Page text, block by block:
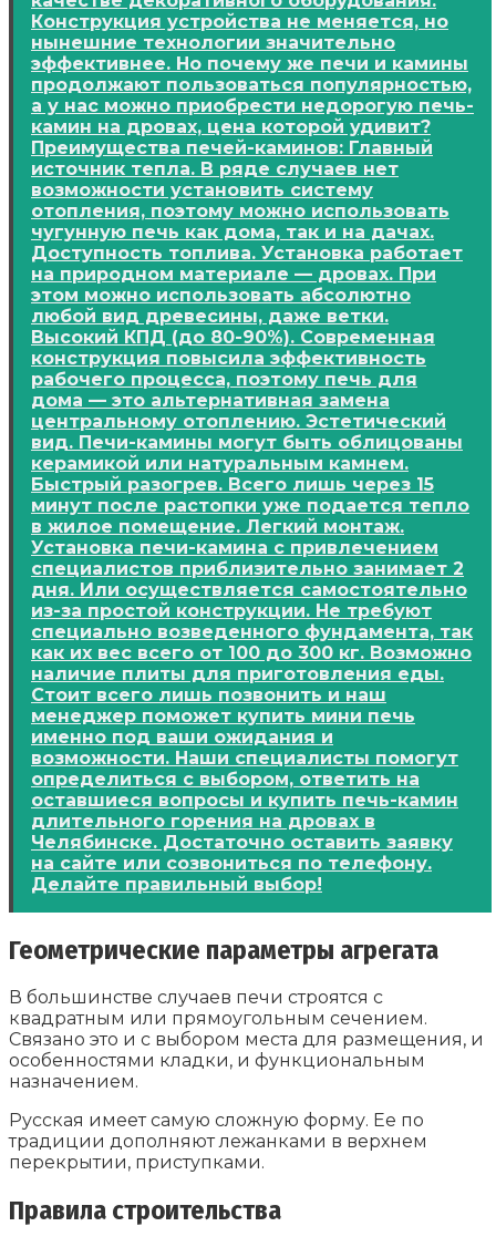
Конструкция устройства не меняется, но
нынешние технологии значительно
эффективнее. Но почему же печи и камины
продолжают пользоваться популярностью,
а у нас можно приобрести недорогую печь-
камин на дровах, цена которой удивит?
Преимущества печей-каминов: Главный
источник тепла. В ряде случаев нет
возможности установить систему
отопления, поэтому можно использовать
чугунную печь как дома, так и на дачах.
Доступность топлива. Установка работает
на природном материале — дровах. При
этом можно использовать абсолютно
любой вид древесины, даже ветки.
Высокий КПД (до 80-90%). Современная
конструкция повысила эффективность
рабочего процесса, поэтому печь для
дома — это альтернативная замена
центральному отоплению. Эстетический
вид. Печи-камины могут быть облицованы
керамикой или натуральным камнем.
Быстрый разогрев. Всего лишь через 15
минут после растопки уже подается тепло
в жилое помещение. Легкий монтаж.
Установка печи-камина с привлечением
специалистов приблизительно занимает 2
дня. Или осуществляется самостоятельно
из-за простой конструкции. Не требуют
специально возведенного фундамента, так
как их вес всего от 100 до 300 кг. Возможно
наличие плиты для приготовления еды.
Стоит всего лишь позвонить и наш
менеджер поможет купить мини печь
именно под ваши ожидания и
возможности. Наши специалисты помогут
определиться с выбором, ответить на
оставшиеся вопросы и купить печь-камин
длительного горения на дровах в
Челябинске. Достаточно оставить заявку
на сайте или созвониться по телефону.
Делайте правильный выбор!
Геометрические параметры агрегата
В большинстве случаев печи строятся с
квадратным или прямоугольным сечением.
Связано это и с выбором места для размещения, и
особенностями кладки, и функциональным
назначением.
Русская имеет самую сложную форму. Ее по
традиции дополняют лежанками в верхнем
перекрытии, приступками.
Правила строительства